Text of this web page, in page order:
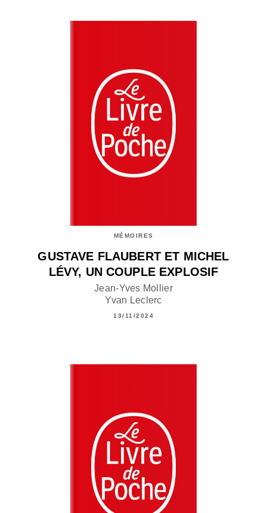
MÉMOIRES
GUSTAVE FLAUBERT ET MICHEL
LÉVY, UN COUPLE EXPLOSIF
Jean-Yves Mollier
Yvan Leclerc
13/11/2024